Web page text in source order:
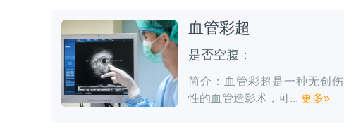
血管彩超
是否空腹：
简介：血管彩超是一种无创伤
性的血管造影术，可... 更多»